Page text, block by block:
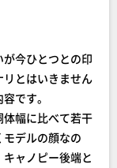
今ひとつとの印
とはいきません
です。
幅に比べて若干
デルの顔なの
ャノピー後端と